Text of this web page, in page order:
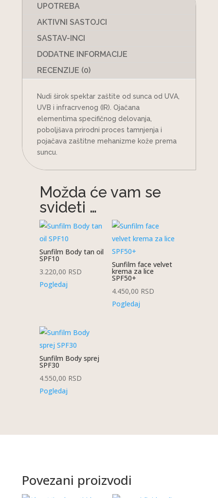
UPOTREBA
AKTIVNI SASTOJCI
SASTAV-INCI
DODATNE INFORMACIJE
RECENZIJE (0)
Nudi širok spektar zaštite od sunca od UVA,
UVB i infracrvenog (IR). Ojačana
elementima specifičnog delovanja,
poboljšava prirodni proces tamnjenja i
pojačava zaštitne mehanizme kože prema
suncu.
Možda će vam se
svideti …
Sunfilm Body tan oil
SPF10
3.220,00 RSD
Pogledaj
Sunfilm face velvet
krema za lice
SPF50+
4.450,00 RSD
Pogledaj
Sunfilm Body sprej
SPF30
4.550,00 RSD
Pogledaj
Povezani proizvodi